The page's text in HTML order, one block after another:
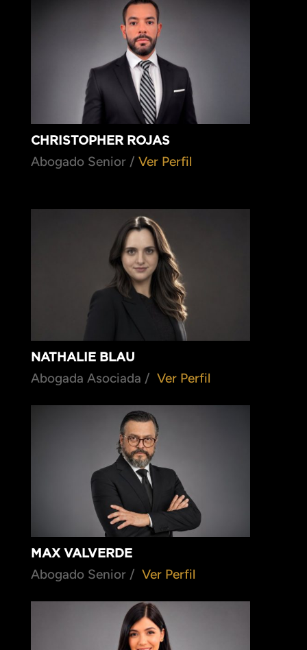
CHRISTOPHER ROJAS
Abogado Senior / Ver Perfil
NATHALIE BLAU
Abogada Asociada / Ver Perfil
MAX VALVERDE
Abogado Senior / Ver Perfil